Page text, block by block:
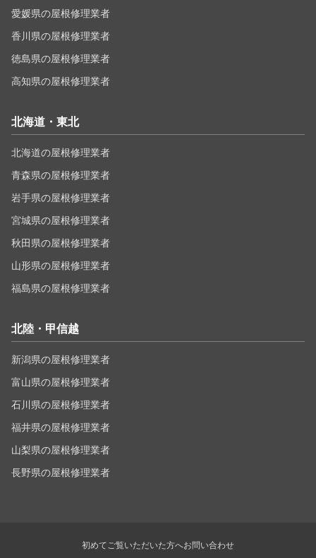
愛媛県の屋根修理業者
香川県の屋根修理業者
徳島県の屋根修理業者
高知県の屋根修理業者
北海道・東北
北海道の屋根修理業者
青森県の屋根修理業者
岩手県の屋根修理業者
宮城県の屋根修理業者
秋田県の屋根修理業者
山形県の屋根修理業者
福島県の屋根修理業者
北陸・甲信越
新潟県の屋根修理業者
富山県の屋根修理業者
石川県の屋根修理業者
福井県の屋根修理業者
山梨県の屋根修理業者
長野県の屋根修理業者
初めてご覧いただいた方へお問い合わせ